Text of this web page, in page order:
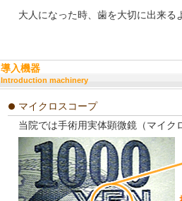
大人になった時、歯を大切に出来る
導入機器
Introduction machinery
マイクロスコープ
当院では手術用実体顕微鏡（マイク